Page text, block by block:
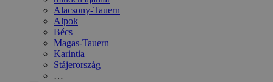
Alacsony-Tauern
Alpok
Bécs
Magas-Tauern
Karintia
Stájerország
…